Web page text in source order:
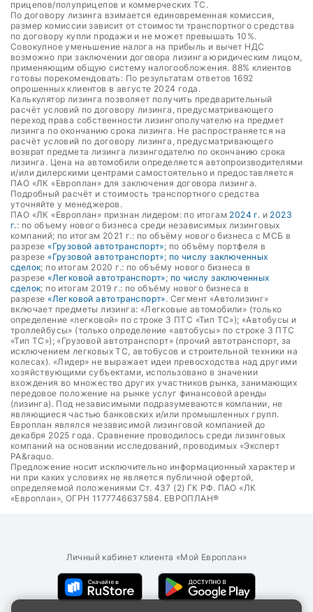
прицепов/полуприцепов и коммерческих ТС.
По договору лизинга взимается единовременная комиссия,
размер комиссии зависит от стоимости транспортного средства
по договору купли продажи и не может превышать 10%.
Совокупное уменьшение налога на прибыль и вычет НДС
возможно при заключении договора лизинга юридическим лицом,
применяющим общую систему налогообложения. 88% клиентов
готовы порекомендовать: По результатам ответов 1692
опрошенных клиентов в августе 2024 года.
Калькулятор лизинга позволяет получить предварительный
расчёт условий по договору лизинга, предусматривающего
переход права собственности лизингополучателю на предмет
лизинга по окончанию срока лизинга. Не распространяется на
расчёт условий по договору лизинга, предусматривающего
возврат предмета лизинга лизингодателю по окончанию срока
лизинга. Цена на автомобили определяется автопроизводителями
и/или дилерскими центрами самостоятельно и предоставляется
ПАО «ЛК «Европлан» для заключения договора лизинга.
Подробный расчёт и стоимость транспортного средства
уточняйте у менеджеров.
ПАО «ЛК «Европлан» признан лидером: по итогам 2024 г. и 2023
г.: по объему нового бизнеса среди независимых лизинговых
компаний; по итогам 2021 г.: по объёму нового бизнеса с МСБ в
разрезе «Грузовой автотранспорт»; по объёму портфеля в
разрезе «Грузовой автотранспорт»; по числу заключенных
сделок; по итогам 2020 г.: по объёму нового бизнеса в
разрезе «Легковой автотранспорт»; по числу заключенных
сделок; по итогам 2019 г.: по объёму нового бизнеса в
разрезе «Легковой автотранспорт». Сегмент «Автолизинг»
включает предметы лизинга: «Легковые автомобили» (только
определение «легковой» по строке 3 ПТС «Тип ТС»); «Автобусы и
троллейбусы» (только определение «автобусы» по строке 3 ПТС
«Тип ТС»); «Грузовой автотранспорт» (прочий автотранспорт, за
исключением легковых ТС, автобусов и строительной техники на
колесах). «Лидер» не выражает идеи превосходства над другими
хозяйствующими субъектами, использовано в значении
вхождения во множество других участников рынка, занимающих
передовое положение на рынке услуг финансовой аренды
(лизинга). Под независимыми подразумеваются компании, не
являющиеся частью банковских и/или промышленных групп.
Европлан являлся независимой лизинговой компанией до
декабря 2025 года. Сравнение проводилось среди лизинговых
компаний на основании исследований, проводимых «Эксперт
РА&raquo.
Предложение носит исключительно информационный характер и
ни при каких условиях не является публичной офертой,
определяемой положениями Ст. 437 (2) ГК РФ. ПАО «ЛК
«Европлан», ОГРН 1177746637584. ЕВРОПЛАН®
Личный кабинет клиента «Мой Европлан»